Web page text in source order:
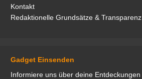
Kontakt
Redaktionelle Grundsätze & Transparenz
Gadget Einsenden
Informiere uns über deine Entdeckungen